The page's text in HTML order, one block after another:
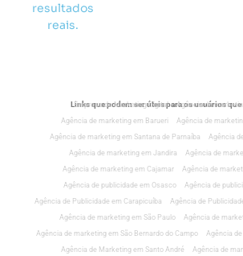
resultados
reais.
Links que podem ser úteis para os usuários
Empresa de Marketing Digital
Agência de
Agência de marketing em Barueri
Agência de
Agência de marketing em Santana de Parnaíba
Agência
Agência de marketing em Jandira
Agência de
Agência de marketing em Cajamar
Agência de
Agência de publicidade em Osasco
Agência de
Agência de Publicidade em Carapicuíba
Agência de
Agência de marketing em São Paulo
Agência de
Agência de marketing em São Bernardo do Campo
Agência
Agência de Marketing em Santo André
Agência de